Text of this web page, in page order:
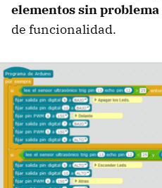
elementos sin problema
de funcionalidad.